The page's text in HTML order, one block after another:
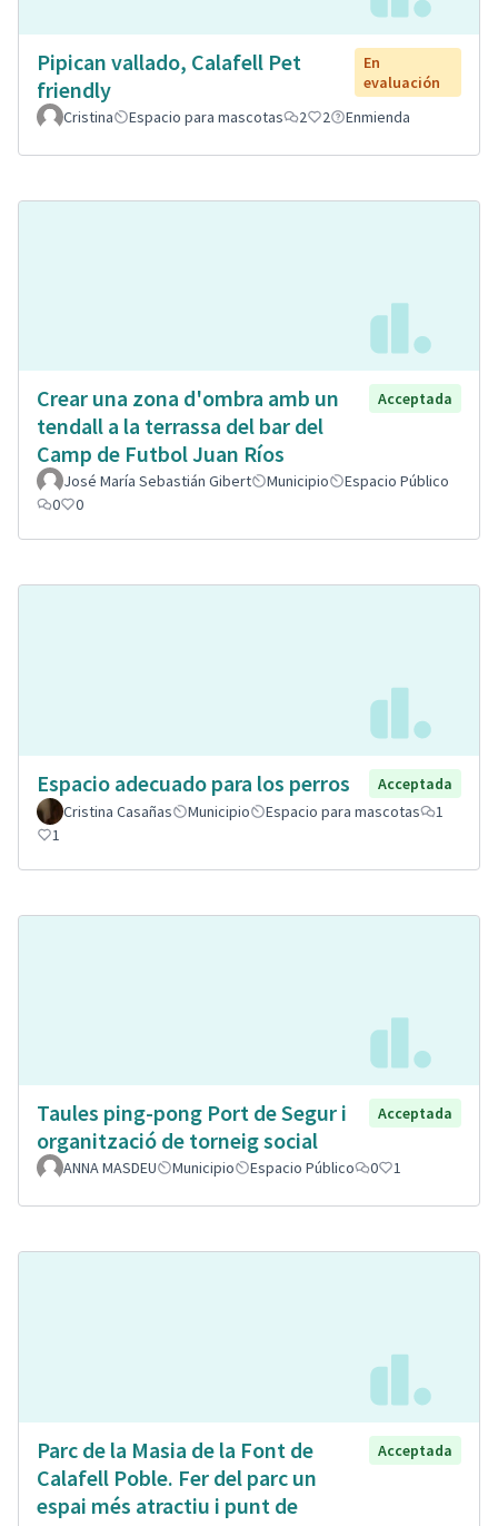
Pipican vallado, Calafell Pet
friendly
En
evaluación
Cristina
Espacio para mascotas 2 2 Enmienda
Crear una zona d'ombra amb un
tendall a la terrassa del bar del
Camp de Futbol Juan Ríos
Acceptada
José María Sebastián Gibert Municipio
Espacio Público
0
0
Espacio adecuado para los perros
Acceptada
Cristina Casañas
Municipio Espacio para mascotas
1
1
Taules ping-pong Port de Segur i
organització de torneig social
Acceptada
ANNA MASDEU Municipio Espacio Público 0 1
Parc de la Masia de la Font de
Calafell Poble. Fer del parc un
espai més atractiu i punt de
Acceptada